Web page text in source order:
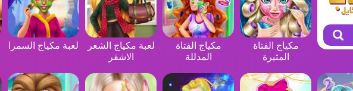
مكياج الفتاة
المثيرة
مكياج الفتاة
المدللة
لعبة مكياج الشعر
الاشقر
لعبة مكياج السمرا